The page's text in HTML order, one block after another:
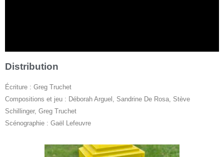
Distribution
Écriture : Greg Truchet
Compositions et jeu : Déborah Arguel, Sandrine De Rosa, Stève
Schillinger, Greg Truchet
Scénographie : Gaël Lefeuvre